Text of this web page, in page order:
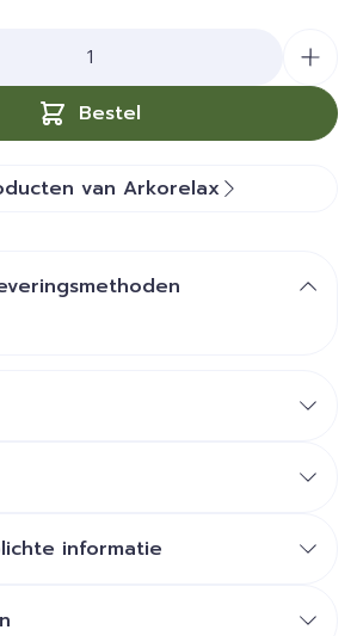
Bestel
van Arkorelax
de ontspanning en is
informatie